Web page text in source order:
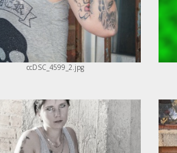
ccDSC_4599_2.jpg